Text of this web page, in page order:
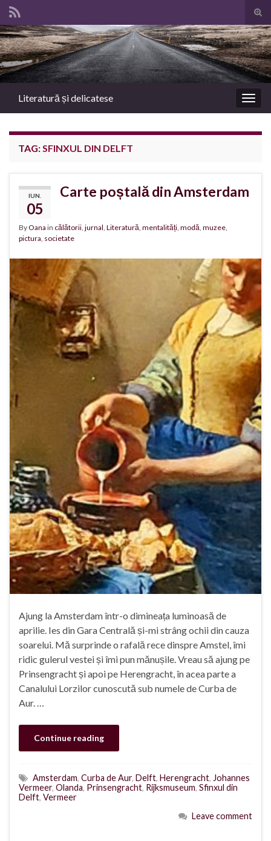
Search for:
Literatură și delicatese
TAG: SFINXUL DIN DELFT
IUN.
05
Carte poștală din Amsterdam
ByOana in călătorii jurnal Literatură mentalități modă muzee
pictura societate
Ajung la Amsterdam într-o dimineața luminoasă de
aprilie. Ies din Gara Centrală și-mi strâng ochii din cauza
soarelui. Mă surprinde o rafală rece dinspre Amstel, îmi
ridic gulerul vestei și îmi pun mănușile. Vreau să ajung pe
Prinsengracht și apoi pe Herengracht, în acea parte a
Canalului Lorzilor cunoscută sub numele de Curba de
Aur. …
Continue reading
Amsterdam, Curba de Aur, Delft, Herengracht, Johannes
Vermeer, Olanda, Prinsengracht, Rijksmuseum, Sfinxul din
Delft, Vermeer
Leave comment